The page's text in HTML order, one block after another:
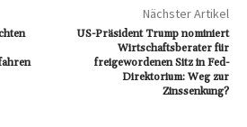
Nächster Artikel
US-Präsident Trump nominiert
Wirtschaftsberater für
freigewordenen Sitz in Fed-
Direktorium: Weg zur
Zinssenkung?